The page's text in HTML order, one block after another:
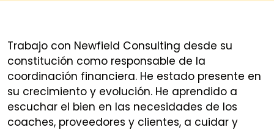
Trabajo con Newfield Consulting desde su
constitución como responsable de la
coordinación financiera. He estado presente en
su crecimiento y evolución. He aprendido a
escuchar el bien en las necesidades de los
coaches, proveedores y clientes, a cuidar y